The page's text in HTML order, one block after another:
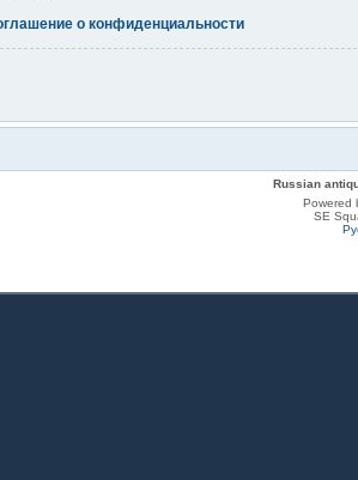
о конфиденциальности
Russian
Powered
SE